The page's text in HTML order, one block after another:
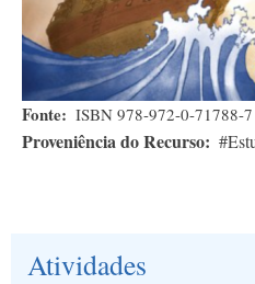
Fonte ISBN 978-972-0-71788-7
Proveniência do Recurso
Atividades